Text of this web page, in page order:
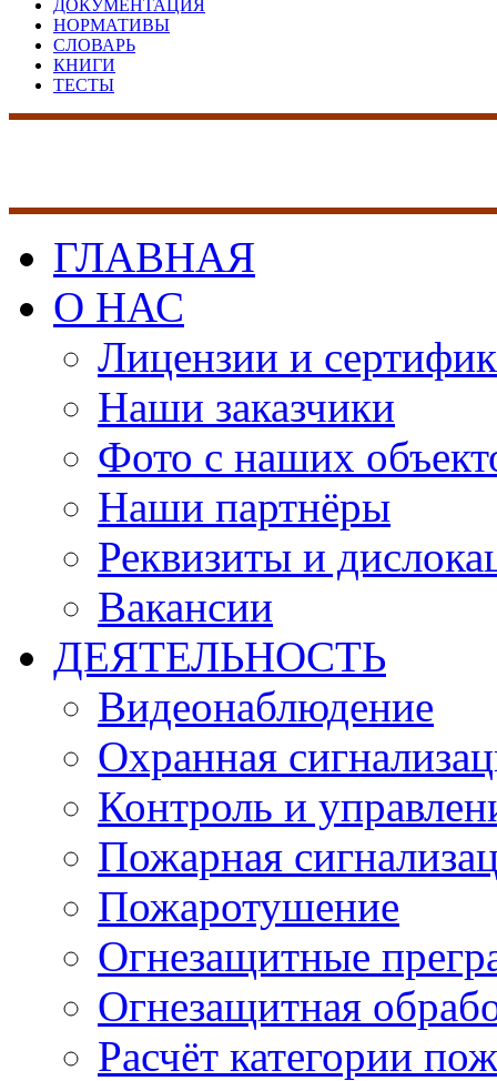
ДОКУМЕНТАЦИЯ
НОРМАТИВЫ
СЛОВАРЬ
КНИГИ
ТЕСТЫ
ГЛАВНАЯ
О НАС
Лицензии и
Наши заказчики
Фото с наших
Наши партнёры
Реквизиты и
Вакансии
ДЕЯТЕЛЬНОСТЬ
Видеонаблюдение
Охранная
Контроль и
Пожарная
Пожаротушение
Огнезащитные
Огнезащитная
Расчёт категории